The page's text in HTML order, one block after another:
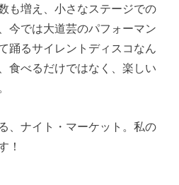
も増え、小さなステージでの
今では大道芸のパフォーマン
踊るサイレントディスコなん
食べるだけではなく、楽しい
、ナイト・マーケット。私の
！